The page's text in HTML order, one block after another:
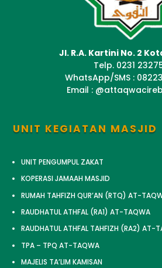
Jl. R.A. Kartini No. 2
Telp. 0231
WhatsApp/SMS :
Email :
UNIT KEGIATAN MASJID
UNIT PENGUMPUL ZAKAT
KOPERASI JAMAAH MASJID
RUMAH TAHFIZH QUR’AN (RTQ) AT-
RAUDHATUL ATHFAL (RA1) AT-TAQWA
RAUDHATUL ATHFAL TAHFIZH (RA2) AT-
TPA – TPQ AT-TAQWA
MAJELIS TA’LIM KAMISAN